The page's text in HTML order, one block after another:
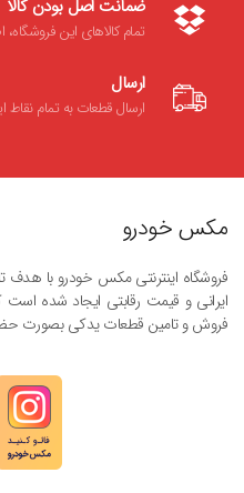
ضمانت اصل بودن کالا
تمام کالاهای این
ارسال
ارسال قطعات به تمام نقاط
مکس خودرو
فروشگاه اینترنتی مکس خودرو با
فروش و تامین قطعات یدکی بصورت